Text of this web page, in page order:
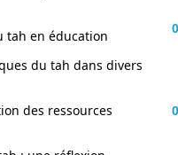
tah en éducation
du tah dans divers
des ressources